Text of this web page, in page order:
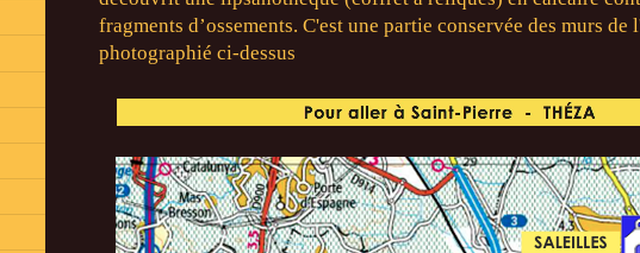
fragments d’ossements. C'est une partie conservée des murs de
photographié ci-dessus